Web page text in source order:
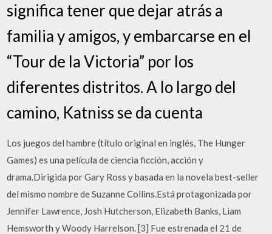
significa tener que dejar atrás a
familia y amigos, y embarcarse en el
“Tour de la Victoria” por los
diferentes distritos. A lo largo del
camino, Katniss se da cuenta
Los juegos del hambre (título original en inglés, The Hunger
Games) es una película de ciencia ficción, acción y
drama.Dirigida por Gary Ross y basada en la novela best-seller
del mismo nombre de Suzanne Collins.Está protagonizada por
Jennifer Lawrence, Josh Hutcherson, Elizabeth Banks, Liam
Hemsworth y Woody Harrelson. [3] Fue estrenada el 21 de